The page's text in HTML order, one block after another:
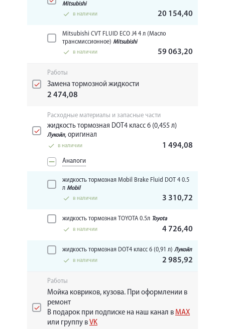
Mitsubishi
в наличии
20 154,40
Mitsubishi CVT FLUID ECO J4 4 л (Масло
трансмиссионное) Mitsubishi
в наличии
59 063,20
Работы
Замена тормозной жидкости
2 474,08
Расходные материалы и запасные части
жидкость тормозная DOT4 класс 6 (0,455 л)
Лукойл, оригинал
в наличии 1 494,08
Аналоги
жидкость тормозная Mobil Brake Fluid DOT 4 0.5
л Mobil
в наличии
3 310,72
жидкость тормозная TOYOTA 0.5л Toyota
в наличии
4 726,40
жидкость тормозная DOT4 класс 6 (0,91 л) Лукойл
в наличии
2 985,92
Работы
Мойка ковриков, кузова. При оформлении в
ремонт
В подарок при подписке на наш канал вMAX
или группу вVK